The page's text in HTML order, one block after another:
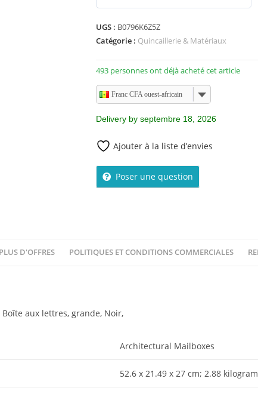
UGS : B0796K6Z5Z
Catégorie : Quincaillerie & Matériaux
493 personnes ont déjà acheté cet article
Franc CFA ouest-africain
Delivery by septembre 18, 2026
Ajouter à la liste d’envies
Poser une question
PLUS D'OFFRES POLITIQUES ET CONDITIONS COMMERCIALES
aux lettres, grande, Noir,
‎Architectural Mailboxes
‎52.6 x 21.49 x 27 cm; 2.88